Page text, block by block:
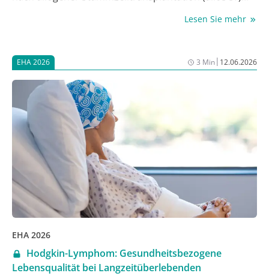
Inhibitoren und mit einer geplanten Gesamtdauer
(NCT06681922)* waren akute und chronische GvHD-
Raten bislang niedrig; eine PTC-Dosisreduktion ging
mit schnellerem Engraftment einher, ohne dass in
den bislang verfügbaren Daten Nachteile bei GvHD,
Rezidiv oder Immunrekonstitution sichtbar wurden
[1].
Lesen Sie mehr
EHA 2026 3 Min| 12.06.2026
EHA 2026
Hodgkin-Lymphom: Gesundheitsbezogene
Lebensqualität bei Langzeitüberlebenden